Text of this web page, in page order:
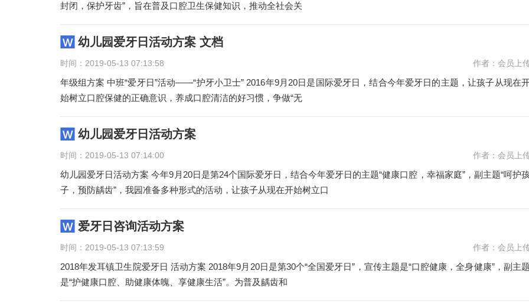
封闭，保护牙齿”，旨在普及口腔卫生保健知识，推动全社会关
幼儿园爱牙日活动方案 文档
时间：2019-05-13 07:13:58 作者：会员上
年级组方案 中班“爱牙日”活动——“护牙小卫士” 2016年9月20日是国际爱牙日，结合今年爱牙日的主题，让孩子从现在开
始树立口腔保健的正确意识，养成口腔清洁的好习惯，争做“无
幼儿园爱牙日活动方案
时间：2019-05-13 07:14:00 作者：会员上
幼儿园爱牙日活动方案 今年9月20日是第24个国际爱牙日，结合今年爱牙日的主题“健康口腔，幸福家庭”，副主题“呵护
子，预防龋齿”，我园准备多种形式的活动，让孩子从现在开始树立口
爱牙日咨询活动方案
时间：2019-05-13 07:13:59 作者：会员上
2018年发耳镇卫生院爱牙日 活动方案 2018年9月20日是第30个“全国爱牙日”，宣传主题是“口腔健康，全身健康”，副主题
是“护健康口腔、助健康体魄、享健康生活”。为普及龋齿和